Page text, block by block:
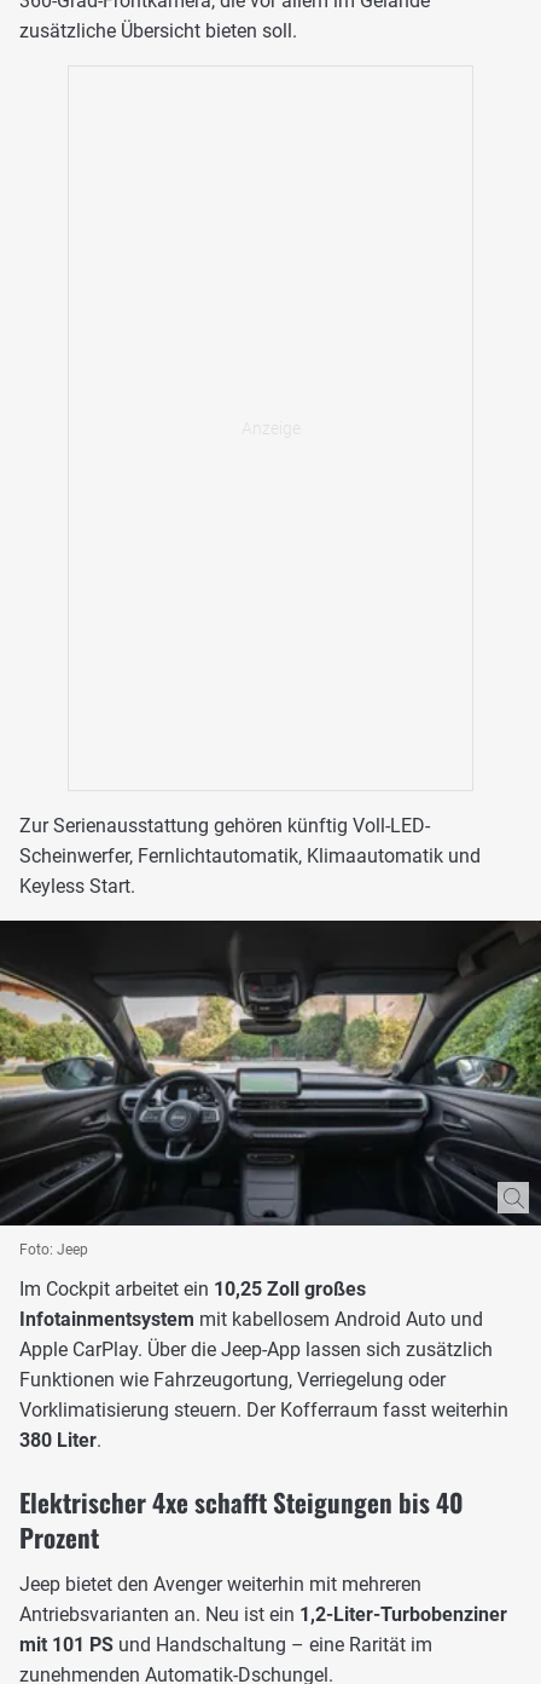
zusätzliche Übersicht bieten soll.
Zur Serienausstattung gehören künftig Voll-LED-
Scheinwerfer, Fernlichtautomatik, Klimaautomatik und
Keyless Start.
Foto: Jeep
Im Cockpit arbeitet ein 10,25 Zoll großes
Infotainmentsystem mit kabellosem Android Auto und
Apple CarPlay. Über die Jeep-App lassen sich zusätzlich
Funktionen wie Fahrzeugortung, Verriegelung oder
Vorklimatisierung steuern. Der Kofferraum fasst weiterhin
380 Liter.
Elektrischer 4xe schafft Steigungen bis 40
Prozent
Jeep bietet den Avenger weiterhin mit mehreren
Antriebsvarianten an. Neu ist ein 1,2-Liter-Turbobenziner
mit 101 PS und Handschaltung – eine Rarität im
zunehmenden Automatik-Dschungel.